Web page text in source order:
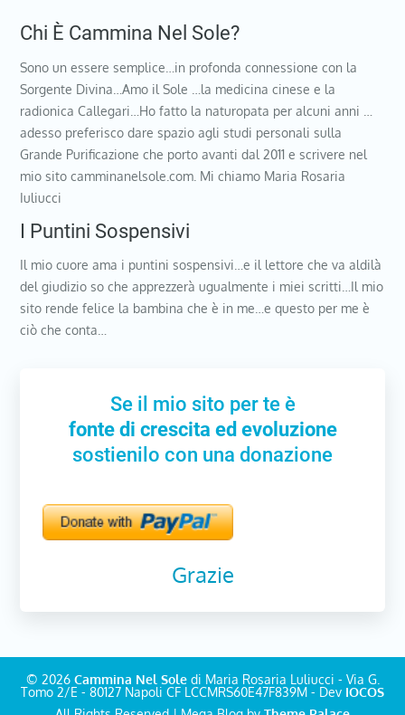
Chi È Cammina Nel Sole?
Sono un essere semplice…in profonda connessione con la
Sorgente Divina…Amo il Sole …la medicina cinese e la
radionica Callegari…Ho fatto la naturopata per alcuni anni …
adesso preferisco dare spazio agli studi personali sulla
Grande Purificazione che porto avanti dal 2011 e scrivere nel
mio sito camminanelsole.com. Mi chiamo Maria Rosaria
Iuliucci
I Puntini Sospensivi
Il mio cuore ama i puntini sospensivi…e il lettore che va aldilà
del giudizio so che apprezzerà ugualmente i miei scritti…Il mio
sito rende felice la bambina che è in me…e questo per me è
ciò che conta…
Se il mio sito per te è
fonte di crescita ed evoluzione
sostienilo con una donazione
Grazie
© 2026 Cammina Nel Soledi Maria Rosaria Luliucci - Via G.
Tomo 2/E - 80127 Napoli CF LCCMRS60E47F839M - Dev IOCOS